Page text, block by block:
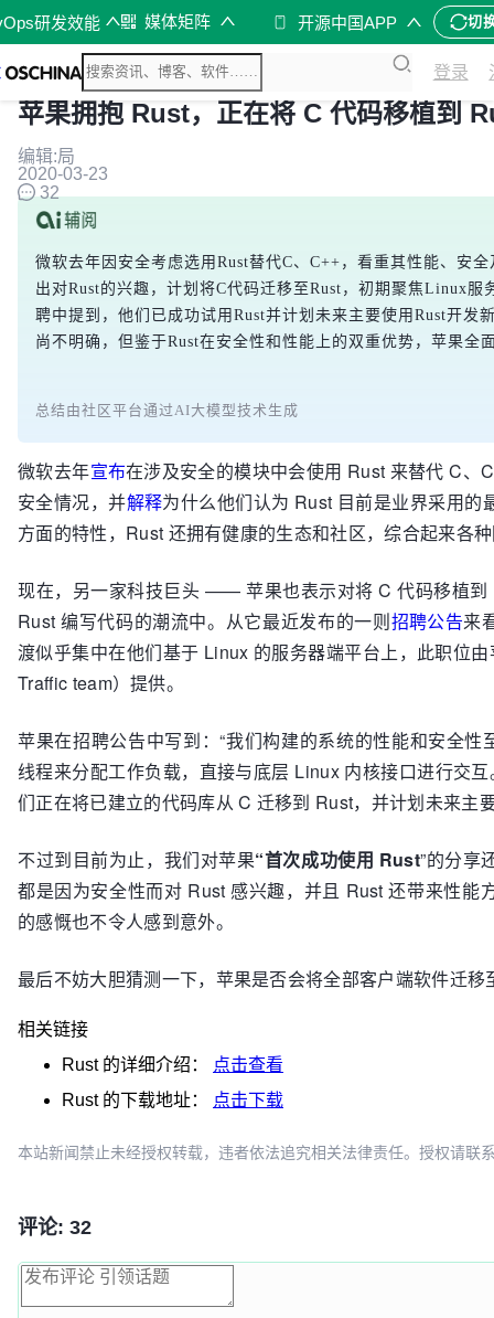
研发效能 媒体矩阵 开源中国APP 切
登录
苹果拥抱 Rust，正在将 C 代码移植到
编辑:局
2020-03-23
32
微软去年因安全考虑选用Rust替代C、C++，看重其性能、安
出对Rust的兴趣，计划将C代码迁移至Rust，初期聚焦Linux服
聘中提到，他们已成功试用Rust并计划未来主要使用Rust开发
尚不明确，但鉴于Rust在安全性和性能上的双重优势，苹果全
总结由社区平台通过AI大模型技术生成
微软去年宣布在涉及安全的模块中会使用 Rust 来替代 C、
安全情况，并解释为什么他们认为 Rust 目前是业界采用的
方面的特性，Rust 还拥有健康的生态和社区，综合起来各
现在，另一家科技巨头 —— 苹果也表示对将 C 代码移植到
Rust 编写代码的潮流中。从它最近发布的一则招聘公告来
渡似乎集中在他们基于 Linux 的服务器端平台上，此职位
Traffic team）提供。
苹果在招聘公告中写到：“我们构建的系统的性能和安全性
线程来分配工作负载，直接与底层 Linux 内核接口进行交
们正在将已建立的代码库从 C 迁移到 Rust，并计划未来主
不过到目前为止，我们对苹果“首次成功使用 Rust”的分享
都是因为安全性而对 Rust 感兴趣，并且 Rust 还带来性能
的感慨也不令人感到意外。
最后不妨大胆猜测一下，苹果是否会将全部客户端软件迁移
相关链接
Rust的详细介绍：
点击查看
Rust的下载地址： 点击下载
本站新闻禁止未经授权转载，违者依法追究相关法律责任。授权请联
评论: 32